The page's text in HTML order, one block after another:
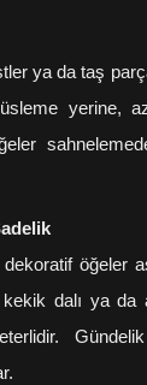
ya da taş
yerine,
öğeler
dalı ya da